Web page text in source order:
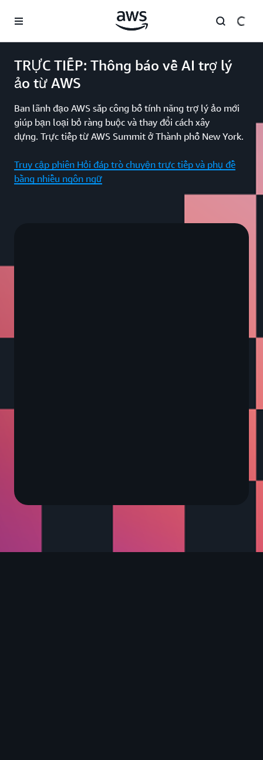
TRỰC TIẾP: Thông báo về AI trợ lý
ảo từ AWS
Ban lãnh đạo AWS sắp công bố tính năng trợ lý ảo mới
giúp bạn loại bỏ ràng buộc và thay đổi cách xây
dựng. Trực tiếp từ AWS Summit ở Thành phố New York.
Truy cập phiên Hỏi đáp trò chuyện trực tiếp và phụ đề
bằng nhiều ngôn ngữ